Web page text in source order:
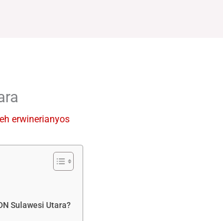
erwinerianyos
Sulawesi Utara?